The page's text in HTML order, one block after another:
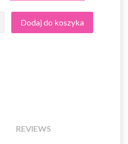
Dodaj do koszyka
REVIEWS